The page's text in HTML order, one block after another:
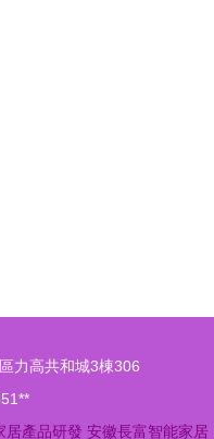
力高共和城3棟306
居產品研發 安徽長富智能家居